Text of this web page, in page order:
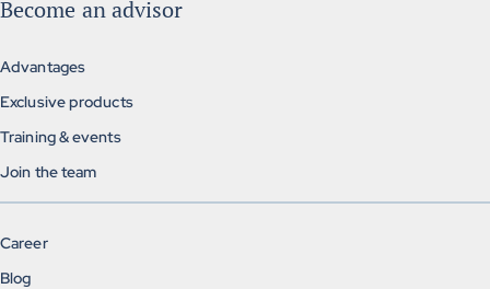
Become an advisor
Advantages
Exclusive products
Training & events
Join the team
Career
Blog